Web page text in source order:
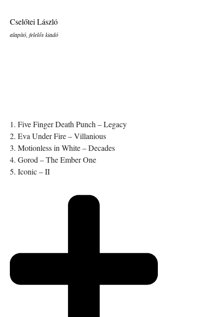
Cselőtei László
alapító, felelős kiadó
1. Five Finger Death Punch – Legacy
2. Eva Under Fire – Villanious
3. Motionless in White – Decades
4. Gorod – The Ember One
5. Iconic – II